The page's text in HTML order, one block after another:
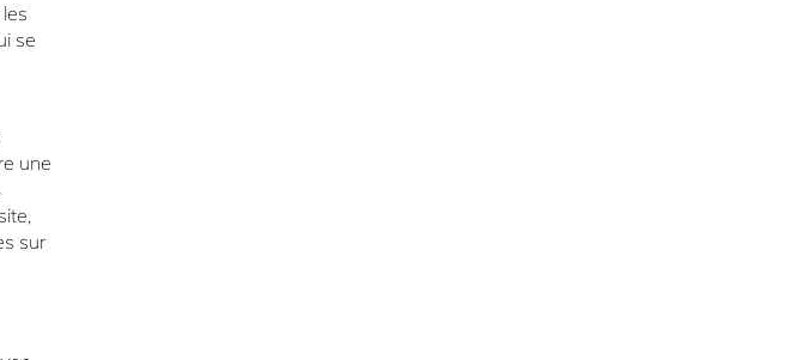
se
une
sur